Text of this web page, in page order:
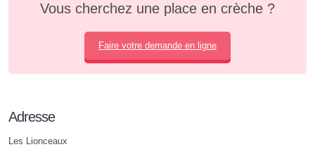
Vous cherchez une place en crèche ?
Faire votre demande en ligne
Adresse
Les Lionceaux